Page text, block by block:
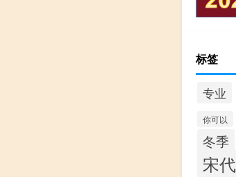
标签
专业
你可以
冬季
宋代